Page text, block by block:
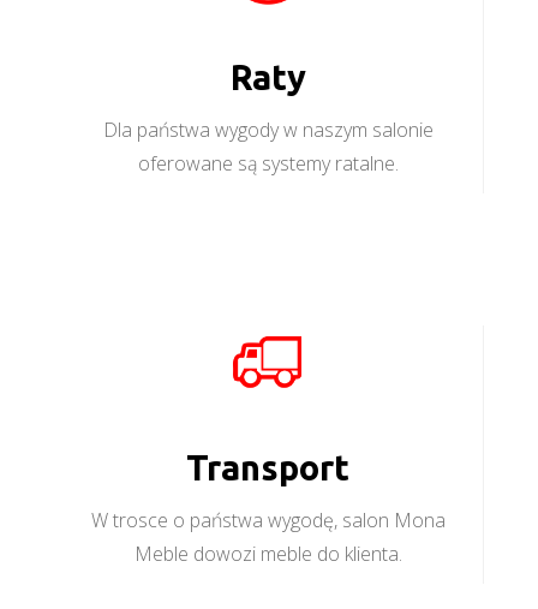
Raty
Dla państwa wygody w naszym salonie
oferowane są systemy ratalne.
Transport
W trosce o państwa wygodę, salon Mona
Meble dowozi meble do klienta.